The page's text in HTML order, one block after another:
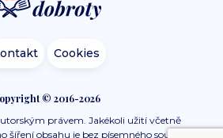
Cookies
© 2016-2026
právem. Jakékoli užití včetně
šíření obsahu je bez písemného souhlasu